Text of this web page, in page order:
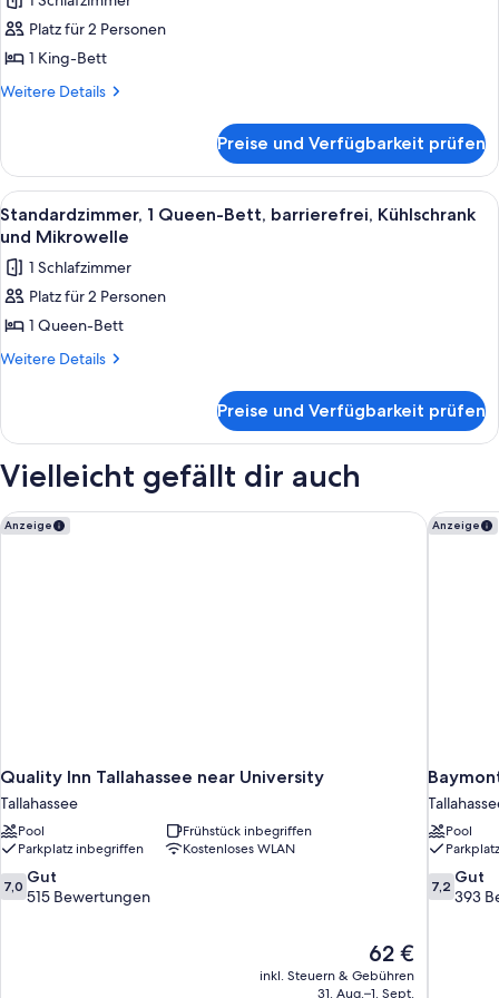
anzeigen
(Shower
Living
Room)
Standardzimmer,
1 King-
Bett,
barrierefrei,
Mikrowelle
anzeigen
Platz für 2 Personen
1 King-Bett
Weitere Details
Weitere
1 King-
Bett,
barrierefrei,
Kühlschrank
Mikrowelle
Preise und Verfügbarkeit prüfen
Alle
Fotos
für
Standardzimmer,
1
Queen-
Bett,
und
Mikrowelle
anzeigen
Ein Hotelzimmer mit einem Bett,
5
Standardzimmer, 1 Queen-Bett, barrierefrei, Kühlschrank
und Mikrowelle
1 Schlafzimmer
Platz für 2 Personen
1 Queen-Bett
Weitere Details
Weitere
1
Bett,
Kühlschrank
und
Preise und Verfügbarkeit prüfen
Vielleicht gefällt dir auch
Anzeige
Quality Inn Tallahassee near University
Tallahassee
Pool
Frühstück inbegriffen
Parkplatz inbegriffen
Kostenloses WLAN
7.0
von
7,0 Gut
515 Bewertungen
Der
Preis
beträgt
62 €
inkl. Steuern & Gebühren
31. Aug.–1. Sept.
Quality Inn Tallahassee near University Anzeige
Pool
7.2
von
7,2 Gut
393